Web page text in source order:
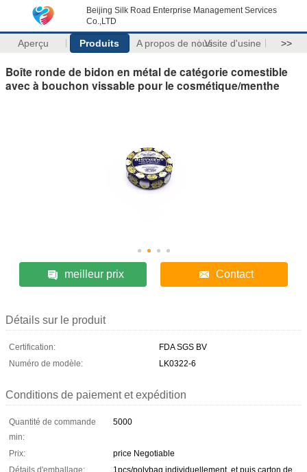
Beijing Silk Road Enterprise Management Services
Co.,LTD
Aperçu Produits A propos de nousVisite d'usine >>
Boîte ronde de bidon en métal de catégorie comestible
avec à bouchon vissable pour le cosmétique/menthe
meilleur prix Contact
Détails sur le produit
Certification:
FDA SGS BV
Numéro de modèle:
LK0322-6
Conditions de paiement et expédition
Quantité de commande
min:
5000
Prix:
price Negotiable
Détails d'emballage:
1pcs/polybag individuellement, et puis carton de